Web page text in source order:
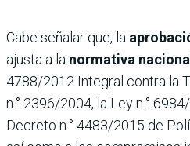
Cabe señalar que, la
ajusta a la normativa
4788/2012 Integral contra la
n.° 2396/2004, la Ley n.°
Decreto n.° 4483/2015 de